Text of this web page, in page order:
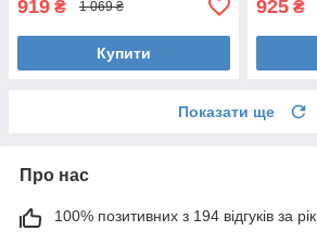
919 ₴ 1 069 ₴
Купити
925 ₴
Показати ще
Про нас
100% позитивних з 194 відгуків за рік